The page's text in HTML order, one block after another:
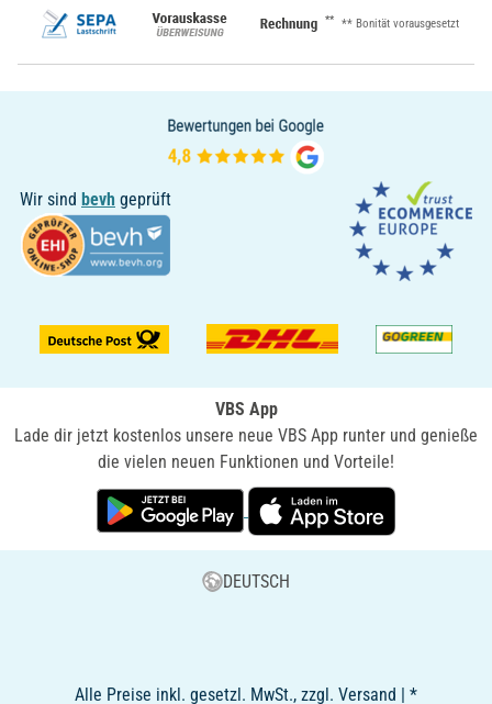
** ** Bonität vorausgesetzt
Wir sind bevh geprüft
VBS App
Lade dir jetzt kostenlos unsere neue VBS App runter und genieße
die vielen neuen Funktionen und Vorteile!
DEUTSCH
Alle Preise inkl. gesetzl. MwSt., zzgl. Versand | *